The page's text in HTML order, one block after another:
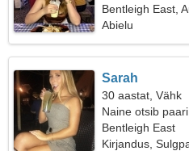
Bentleigh East,
Abielu
Sarah
30 aastat, Vähk
Naine otsib
Bentleigh East
Kirjandus,